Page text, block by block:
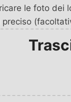
le foto dei
preciso